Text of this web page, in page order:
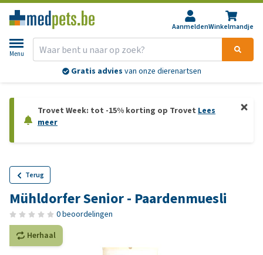
AanmeldenWinkelmandje
Menu
Gratis advies van onze dierenartsen
Trovet Week: tot -15% korting op Trovet Lees
meer
Terug
Mühldorfer Senior - Paardenmuesli
0 beoordelingen
Herhaal